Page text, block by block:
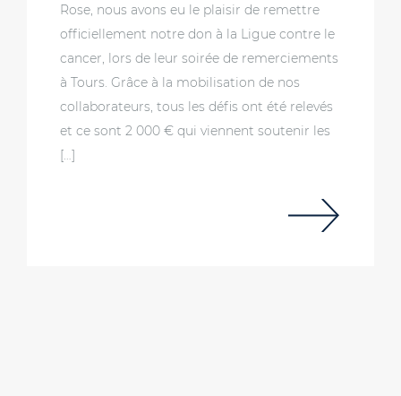
Rose, nous avons eu le plaisir de remettre
officiellement notre don à la Ligue contre le
cancer, lors de leur soirée de remerciements
à Tours. Grâce à la mobilisation de nos
collaborateurs, tous les défis ont été relevés
et ce sont 2 000 € qui viennent soutenir les
[…]